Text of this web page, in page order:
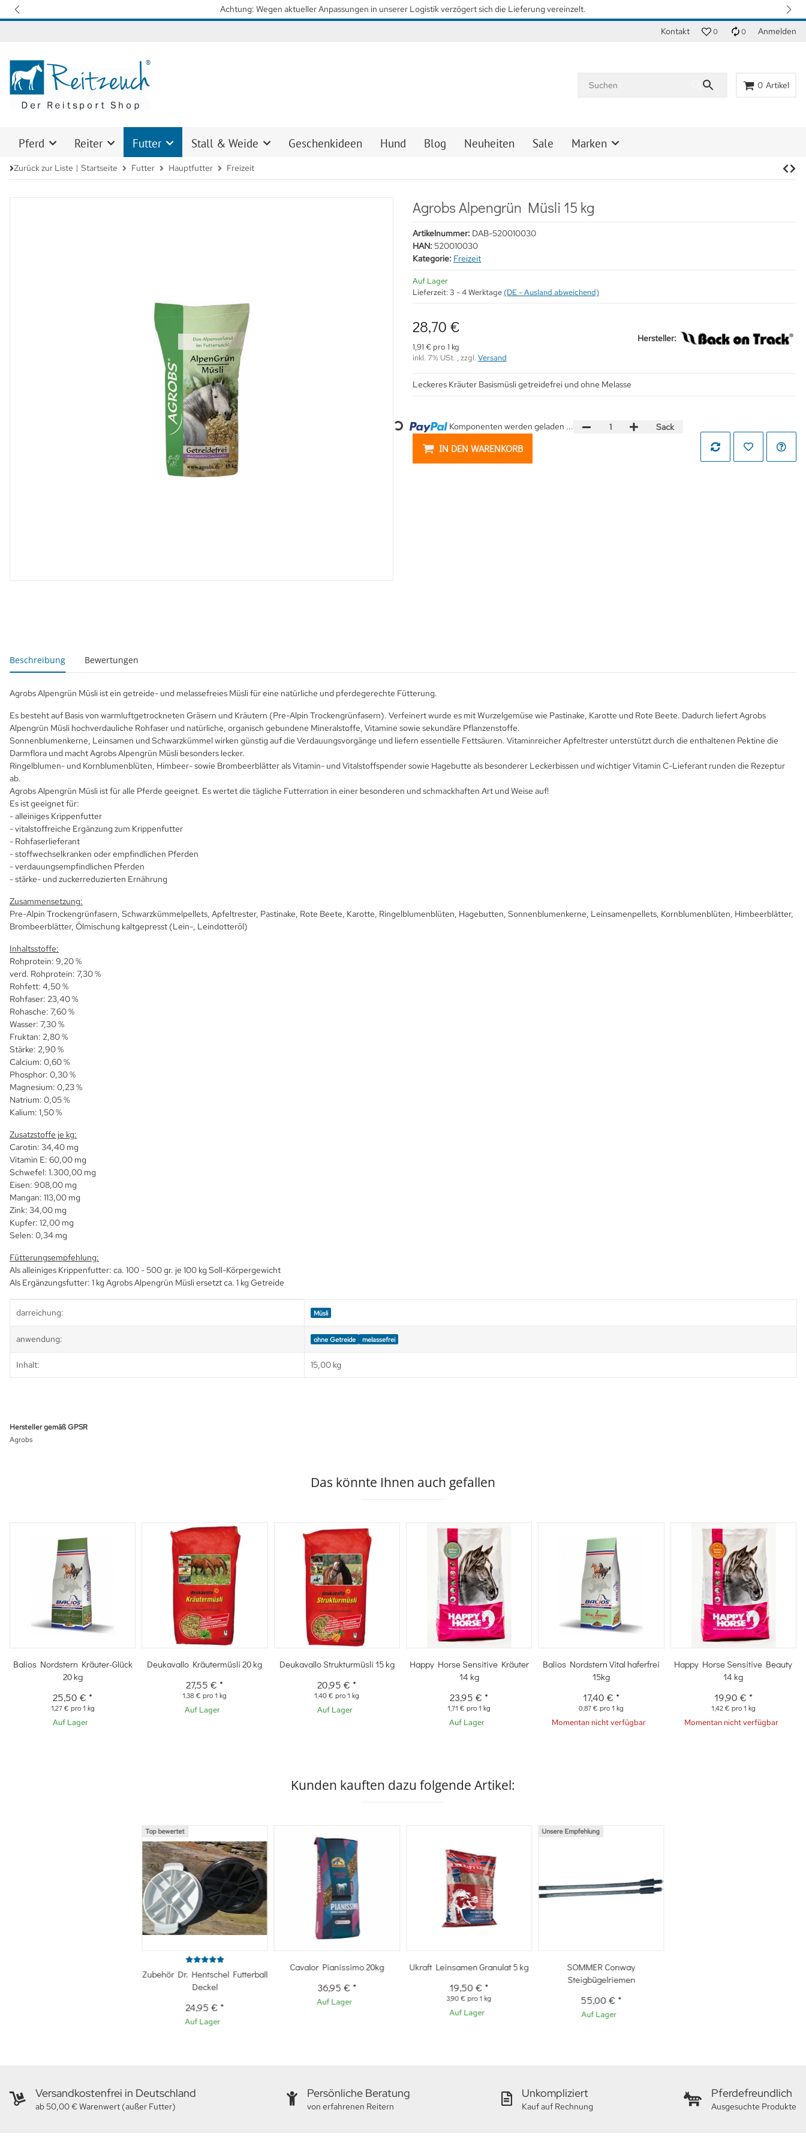
Wir arbeiten mit Hochdruck daran, so schnell wie möglich wieder unsere gewohnten Lieferzeiten zu erreichen. Vielen Dank für Ihr Verständnis.
Kontakt 0 0 Anmelden
0 Artikel
Pferd Reiter Futter Stall & Weide Geschenkideen Hund Blog Neuheiten Sale Marken
Zurück zur Liste Startseite Futter Hauptfutter Freizeit
Agrobs Alpengrün Müsli 15 kg
Artikelnummer: DAB-520010030
HAN: 520010030
Kategorie: Freizeit
Auf Lager
Lieferzeit:3 - 4 Werktage (DE - Ausland abweichend)
28,70 €
1,91 € pro 1 kg
inkl. 7% USt. , zzgl.Versand
Hersteller:
Leckeres Kräuter Basismüsli getreidefrei und ohne Melasse
Sack
IN DEN WARENKORB
Loading... Komponenten werden geladen ...
Beschreibung Bewertungen
Agrobs Alpengrün Müsli ist ein getreide- und melassefreies Müsli für eine natürliche und pferdegerechte Fütterung.
Es besteht auf Basis von warmluftgetrockneten Gräsern und Kräutern (Pre-Alpin Trockengrünfasern). Verfeinert wurde es mit Wurzelgemüse wie Pastinake, Karotte und Rote Beete. Dadurch liefert Agrobs
Alpengrün Müsli hochverdauliche Rohfaser und natürliche, organisch gebundene Mineralstoffe, Vitamine sowie sekundäre Pflanzenstoffe.
Sonnenblumenkerne, Leinsamen und Schwarzkümmel wirken günstig auf die Verdauungsvorgänge und liefern essentielle Fettsäuren. Vitaminreicher Apfeltrester unterstützt durch die enthaltenen Pektine die
Darmflora und macht Agrobs Alpengrün Müsli besonders lecker.
Ringelblumen- und Kornblumenblüten, Himbeer- sowie Brombeerblätter als Vitamin- und Vitalstoffspender sowie Hagebutte als besonderer Leckerbissen und wichtiger Vitamin C-Lieferant runden die Rezeptur
ab.
Agrobs Alpengrün Müsli ist für alle Pferde geeignet. Es wertet die tägliche Futterration in einer besonderen und schmackhaften Art und Weise auf!
Es ist geeignet für:
- alleiniges Krippenfutter
- vitalstoffreiche Ergänzung zum Krippenfutter
- Rohfaserlieferant
- stoffwechselkranken oder empfindlichen Pferden
- verdauungsempfindlichen Pferden
- stärke- und zuckerreduzierten Ernährung
Zusammensetzung:
Pre-Alpin Trockengrünfasern, Schwarzkümmelpellets, Apfeltrester, Pastinake, Rote Beete, Karotte, Ringelblumenblüten, Hagebutten, Sonnenblumenkerne, Leinsamenpellets, Kornblumenblüten, Himbeerblätter,
Brombeerblätter, Ölmischung kaltgepresst (Lein-, Leindotteröl)
Inhaltsstoffe:
Rohprotein: 9,20 %
verd. Rohprotein: 7,30 %
Rohfett: 4,50 %
Rohfaser: 23,40 %
Rohasche: 7,60 %
Wasser: 7,30 %
Fruktan: 2,80 %
Stärke: 2,90 %
Calcium: 0,60 %
Phosphor: 0,30 %
Magnesium: 0,23 %
Natrium: 0,05 %
Kalium: 1,50 %
Zusatzstoffe je kg:
Carotin: 34,40 mg
Vitamin E: 60,00 mg
Schwefel: 1.300,00 mg
Eisen: 908,00 mg
Mangan: 113,00 mg
Zink: 34,00 mg
Kupfer: 12,00 mg
Selen: 0,34 mg
Fütterungsempfehlung:
Als alleiniges Krippenfutter: ca. 100 - 500 gr. je 100 kg Soll-Körpergewicht
Als Ergänzungsfutter: 1 kg Agrobs Alpengrün Müsli ersetzt ca. 1 kg Getreide
Produkteigenschaft
Wert
darreichung: Müsli
anwendung: ohne Getreide melassefrei
Inhalt: 15,00 kg
Hersteller gemäß GPSR
Agrobs
Das könnte Ihnen auch gefallen
Balios Nordstern Kräuter-Glück
20 kg
25,50 €*
1,27 € pro 1 kg
Auf Lager
Deukavallo Kräutermüsli 20 kg
27,55 €*
1,38 € pro 1 kg
Auf Lager
Deukavallo Strukturmüsli 15 kg
20,95 €*
1,40 € pro 1 kg
Auf Lager
Happy Horse Sensitive Kräuter
14 kg
23,95 €*
1,71 € pro 1 kg
Auf Lager
Balios Nordstern Vital haferfrei
15kg
17,40 € *
0,87 € pro 1 kg
Momentan nicht verfügbar
Happy Horse Sensitive Beauty
14 kg
19,90 € *
1,42 € pro 1 kg
Momentan nicht verfügbar
Kunden kauften dazu folgende Artikel:
Top bewertet
Zubehör Dr. Hentschel Futterball
Deckel
24,95 € *
Auf Lager
Cavalor Pianissimo 20kg
36,95 € *
Auf Lager
Ukraft Leinsamen Granulat 5 kg
19,50 € *
3,90 € pro 1 kg
Auf Lager
Unsere Empfehlung
SOMMER Conway
Steigbügelriemen
55,00 € *
Auf Lager
Versandkostenfrei in Deutschland
ab 50,00 € Warenwert (außer Futter)
Persönliche Beratung
von erfahrenen Reitern
Unkompliziert
Kauf auf Rechnung
Pferdefreundlich
Ausgesuchte Produkte